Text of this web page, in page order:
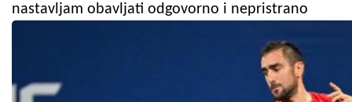
nastavljam obavljati odgovorno i nepristrano